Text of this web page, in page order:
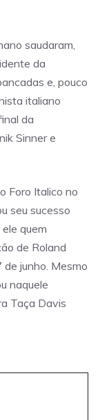
saudaram,
da
e, pouco
italiano
da
Sinner e
Foro Italico no
seu sucesso
quem
de Roland
junho. Mesmo
naquele
Taça Davis